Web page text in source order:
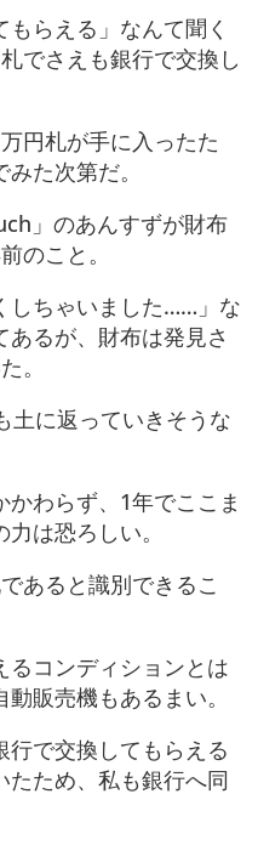
らえる」なんて聞く
でさえも銀行で交換し
円札が手に入ったた
た次第だ。
」のあんすずが財布
のこと。
しちゃいました……」な
るが、財布は発見さ
。
土に返っていきそうな
わらず、1年でここま
は恐ろしい。
あると識別できるこ
るコンディションとは
販売機もあるまい。
行で交換してもらえる
たため、私も銀行へ同